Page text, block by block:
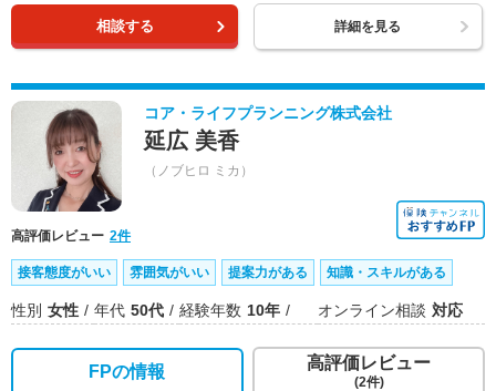
相談する 詳細を見る
コア・ライフプランニング株式会社
延広 美香
（ノブヒロ ミカ）
高評価レビュー 2件
接客態度がいい 雰囲気がいい 提案力がある 知識・スキルがある
性別 女性 年代 50代 経験年数 10年 オンライン相談 対応
FPの情報 高評価レビュー
(2件)